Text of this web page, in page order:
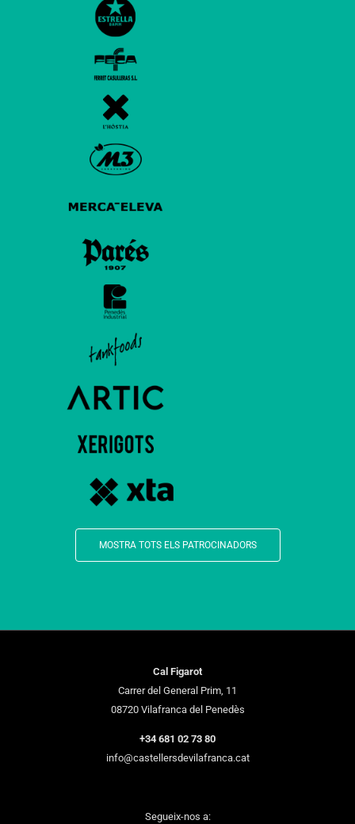
MOSTRA TOTS ELS PATROCINADORS
Cal Figarot
Carrer del General Prim, 11
08720 Vilafranca del Penedès
+34 681 02 73 80
info@castellersdevilafranca.cat
Segueix-nos a: